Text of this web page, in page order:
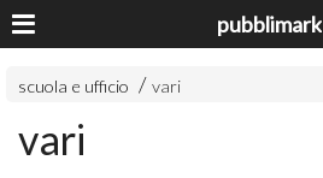
pubblimark
scuola e ufficio vari
vari